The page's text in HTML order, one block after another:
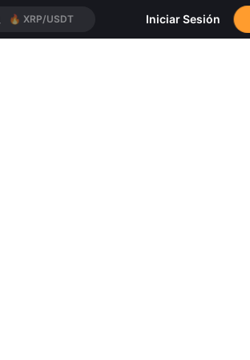
🔥 XRP/USDT Iniciar Sesión